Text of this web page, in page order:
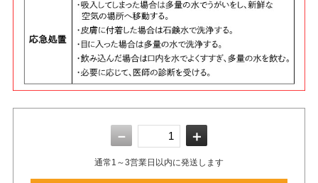
－ ＋
通常1～3営業日以内に発送します